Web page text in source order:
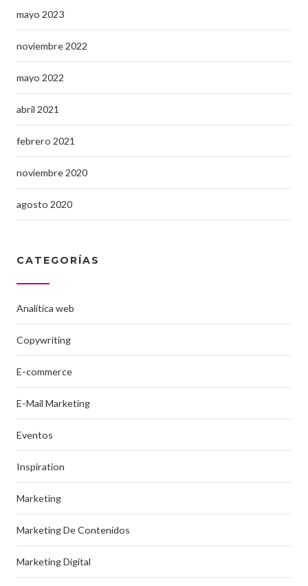
mayo 2023
noviembre 2022
mayo 2022
abril 2021
febrero 2021
noviembre 2020
agosto 2020
CATEGORÍAS
Analítica web
Copywriting
E-commerce
E-Mail Marketing
Eventos
Inspiration
Marketing
Marketing De Contenidos
Marketing Digital